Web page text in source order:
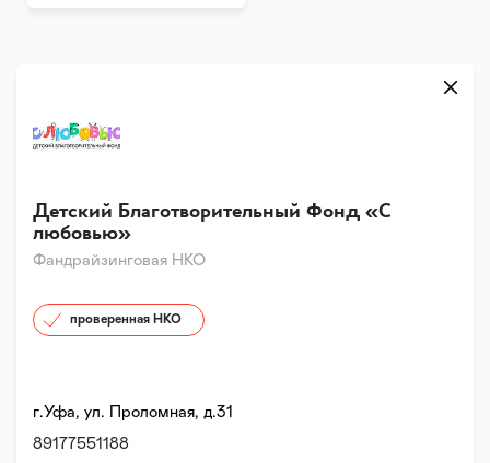
Фандрайзинговая НКО
Детский Благотворительный Фонд «С
любовью»
проверенная НКО
г.Уфа, ул. Проломная, д.31
89177551188